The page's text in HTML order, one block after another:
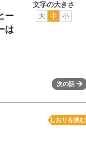
ー
は
文字の大きさ
大
中 小
次の話
しおりを挟む